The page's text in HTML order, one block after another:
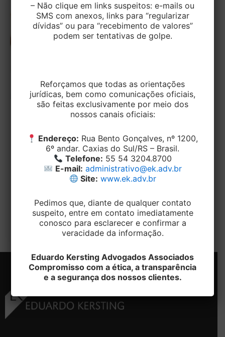
A falta de registro não permite que o
devedor fiduciante rescinda o contrato
por meio diverso do pactuado
2 de janeiro de 2024
venda de imóvel com alienação fiduciária em
garantia, não concede ao
– Não clique em links suspeitos: e-mails ou
SMS com anexos, links para “regularizar
dívidas” ou para “recebimento de valores”
podem ser tentativas de golpe.
Reforçamos que todas as orientações
jurídicas, bem como comunicações oficiais,
são feitas exclusivamente por meio dos
nossos canais oficiais:
Endereço: Rua Bento Gonçalves, nº 1200,
6º andar. Caxias do Sul/RS – Brasil.
Telefone: 55 54 3204.8700
E-mail: administrativo@ek.adv.br
Site: www.ek.adv.br
Pedimos que, diante de qualquer contato
suspeito, entre em contato imediatamente
conosco para esclarecer e confirmar a
veracidade da informação.
Eduardo Kersting Advogados Associados
Compromisso com a ética, a transparência
e a segurança dos nossos clientes.